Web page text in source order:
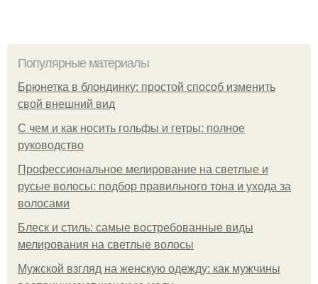
Популярные материалы
Брюнетка в блондинку: простой способ изменить
свой внешний вид
С чем и как носить гольфы и гетры: полное
руководство
Профессиональное мелирование на светлые и
русые волосы: подбор правильного тона и ухода за
волосами
Блеск и стиль: самые востребованные виды
мелирования на светлые волосы
Мужской взгляд на женскую одежду: как мужчины